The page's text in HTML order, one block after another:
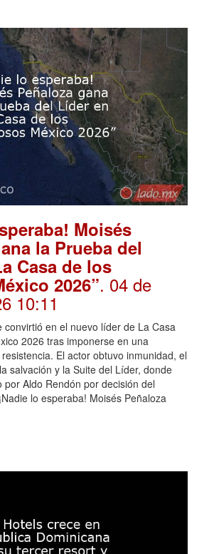
Moisés
la Prueba del
Casa de los
2026”. 04 de
10:11
convirtió en el nuevo líder de La Casa
2026 tras imponerse en una
El actor obtuvo inmunidad, el
salvación y la Suite del Líder, donde
Aldo Rendón por decisión del
lo esperaba! Moisés Peñaloza